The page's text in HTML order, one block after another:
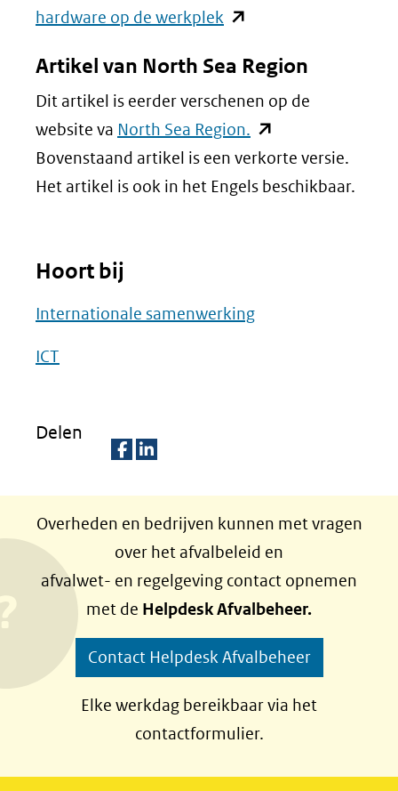
website)
(verwijst
naar
andere
website)
hardware op de werkplek (opent
nieuw
venster)
(verwijst
naar
een
Artikel van North Sea Region
Dit artikel is eerder verschenen op de
website va North Sea Region. (opent
in
nieuw
andere
Bovenstaand artikel is een verkorte versie.
Het artikel is ook in het Engels beschikbaar.
Hoort bij
Internationale samenwerking
ICT
Delen
l
e
n
o
p
F
b
l
e
n
o
p
L
e
Overheden en bedrijven kunnen met vragen
over het afvalbeleid en
afvalwet- en regelgeving contact opnemen
met de Helpdesk Afvalbeheer.
Contact Helpdesk Afvalbeheer
Elke werkdag bereikbaar via het
contactformulier.